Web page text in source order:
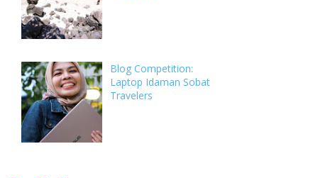
Blog Competition:
Laptop Idaman Sobat
Travelers